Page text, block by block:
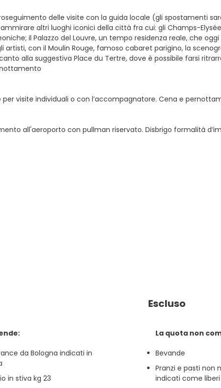
delle visite con la guida locale (gli spostamenti
altri luoghi iconici della città fra cui: gli Champs-
il Palazzo del Louvre, un tempo residenza reale, che
con il Moulin Rouge, famoso cabaret parigino, la
alla suggestiva Place du Tertre, dove è possibile farsi
per visite individuali o con l’accompagnatore. Cena e
all'aeroporto con pullman riservato. Disbrigo formalità
da Bologna indicati in
in stiva kg 23
Escluso
La quota non
Bevande
Pranzi e pasti non
indicati come liberi